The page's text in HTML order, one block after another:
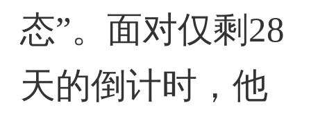
态”。面对仅剩28
天的倒计时，他